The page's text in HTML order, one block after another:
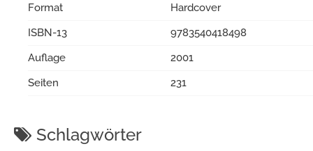
Format
Hardcover
ISBN-13
9783540418498
Auflage
2001
Seiten
231
Schlagwörter